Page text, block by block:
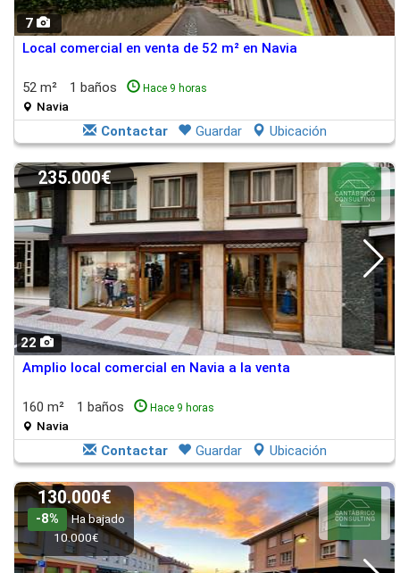
7
Local comercial en venta de 52 m² en Navia
52 m² 1 baños Hace 9 horas
Navia
Contactar Guardar Ubicación
22
235.000€
Amplio local comercial en Navia a la venta
160 m² 1 baños Hace 9 horas
Navia
Contactar Guardar Ubicación
130.000€
-8%
Ha bajado
10.000€